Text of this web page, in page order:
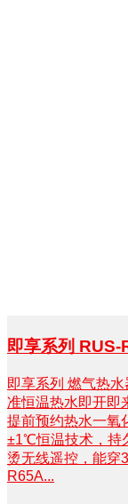
即享系列
即享系列 燃气热
准恒温热水即开即
提前预约热水一氧
±1℃恒温技术，持
烫无线遥控，能穿
R65A...